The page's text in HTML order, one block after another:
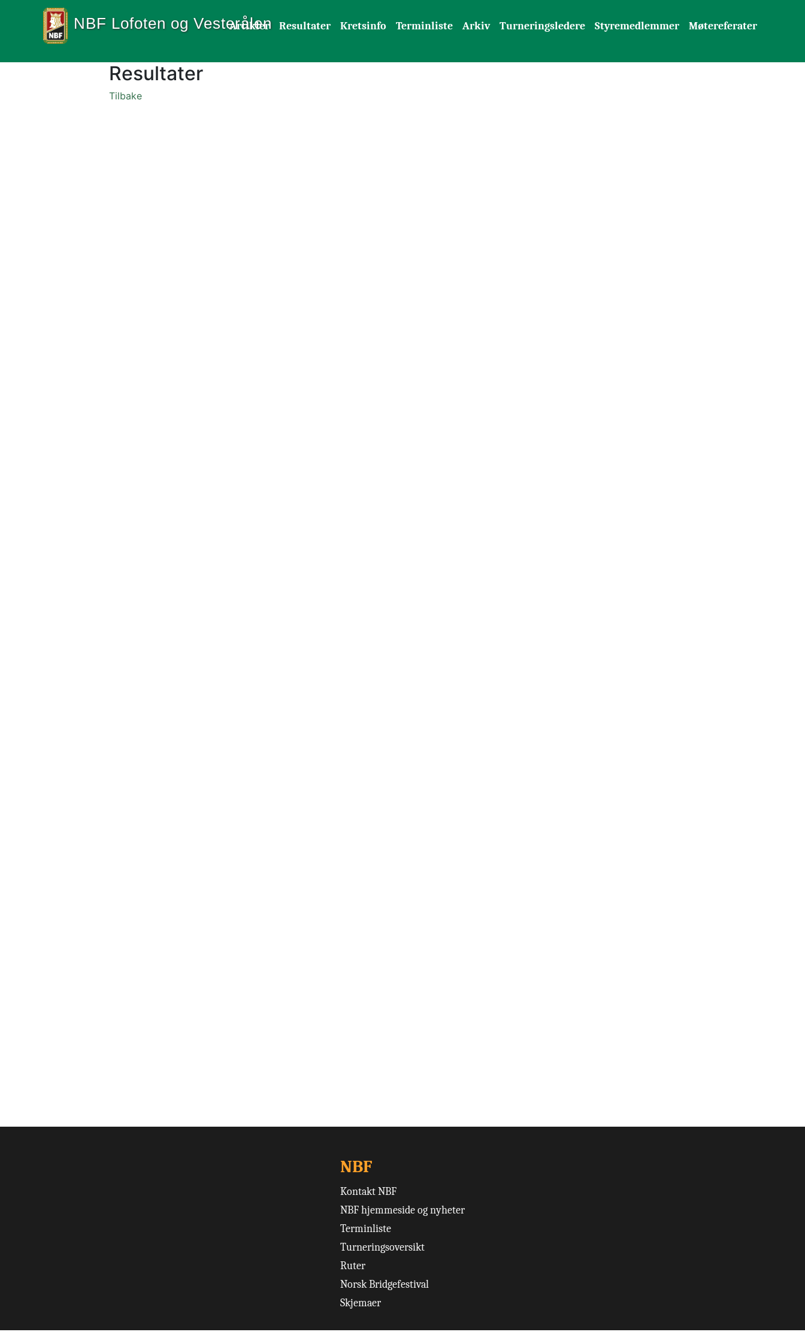
NBF Lofoten og Vesterålen
Artikler Resultater Kretsinfo Terminliste Arkiv Turneringsledere Styremedlemmer Møtereferater
Resultater
Tilbake
NBF
Kontakt NBF
NBF hjemmeside og nyheter
Terminliste
Turneringsoversikt
Ruter
Norsk Bridgefestival
Skjemaer